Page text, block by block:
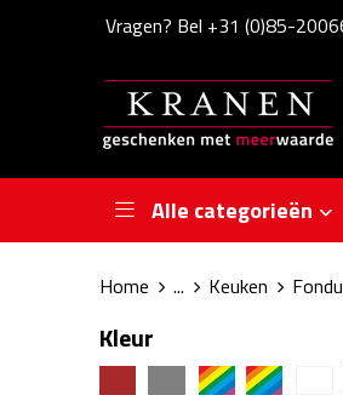
Vragen? Bel +31 (0)85-
Alle categorieën
Home ... Keuken
Kleur